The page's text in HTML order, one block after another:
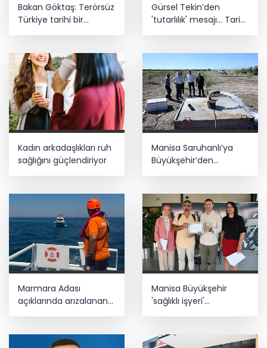
Bakan Göktaş: Terörsüz
Türkiye tarihi bir
Gürsel Tekin’den
'tutarlılık' mesajı... Tarihi
Kadın arkadaşlıkları ruh
sağlığını güçlendiriyor
Manisa Saruhanlı’ya
Büyükşehir’den
Marmara Adası
açıklarında arızalanan
tekne kurtarıldı
Manisa Büyükşehir
'sağlıklı işyeri'
sertifikasına kavuştu